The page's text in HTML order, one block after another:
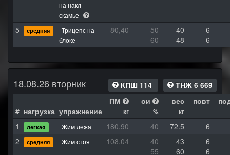
на накл
скамье
5 средняя
Трицепс на
блоке
80,40 50 40
6
60
48 6
18.08.26 вторник КПШ 114 ТНЖ 6 669
# нагрузка упражнение
ПМ
кг
ои
%
вес
кг
повт
1 легкая Жим лежа 180,90 40 72.5
6
2
средняя Жим стоя 108,04 40 43
6
55
60 6